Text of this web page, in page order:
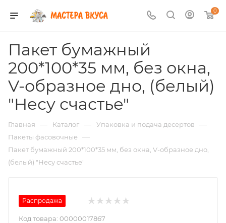
0
Пакет бумажный
200*100*35 мм, без окна,
V-образное дно, (белый)
"Несу счастье"
Главная — Каталог — Упаковка и подача десертов —
Пакеты фасовочные —
Пакет бумажный 200*100*35 мм, без окна, V-образное дно,
(белый) "Несу счастье"
Распродажа
Код товара: 00000017867